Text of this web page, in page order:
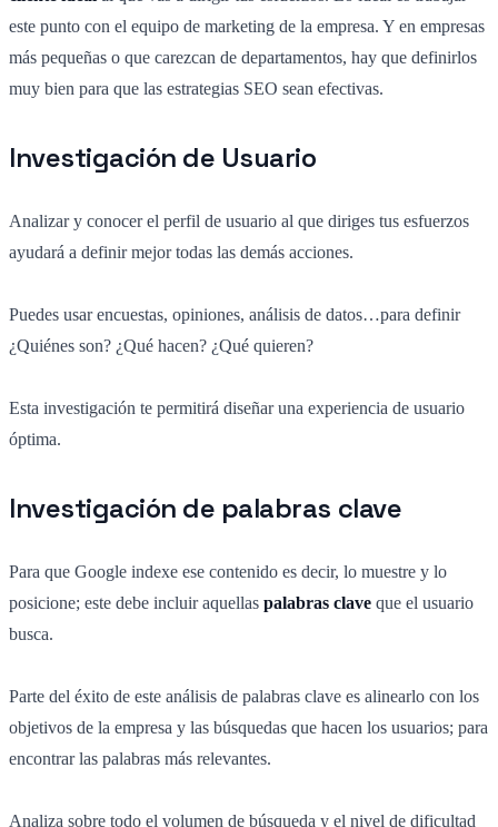
este punto con el equipo de marketing de la empresa. Y en empresas
más pequeñas o que carezcan de departamentos, hay que definirlos
muy bien para que las estrategias SEO sean efectivas.
Investigación de Usuario
Analizar y conocer el perfil de usuario al que diriges tus esfuerzos
ayudará a definir mejor todas las demás acciones.
Puedes usar encuestas, opiniones, análisis de datos…para definir
¿Quiénes son? ¿Qué hacen? ¿Qué quieren?
Esta investigación te permitirá diseñar una experiencia de usuario
óptima.
Investigación de palabras clave
Para que Google indexe ese contenido es decir, lo muestre y lo
posicione; este debe incluir aquellas palabras clave que el usuario
busca.
Parte del éxito de este análisis de palabras clave es alinearlo con los
objetivos de la empresa y las búsquedas que hacen los usuarios; para
encontrar las palabras más relevantes.
Analiza sobre todo el volumen de búsqueda y el nivel de dificultad